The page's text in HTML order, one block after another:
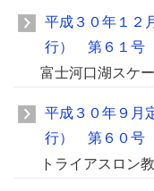
平成３０年１２
行） 第６１号
富士河口湖スケ
平成３０年９月
行） 第６０号
トライアスロン